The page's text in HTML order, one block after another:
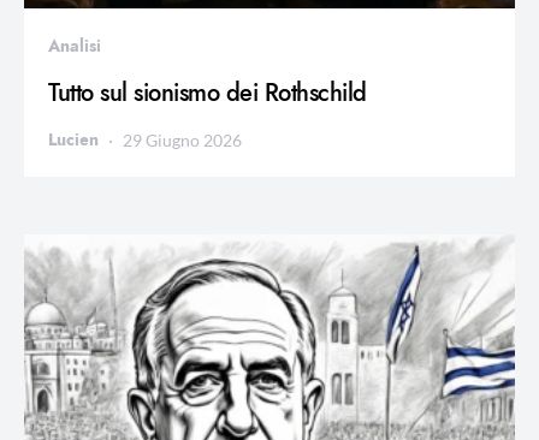
Analisi
Tutto sul sionismo dei Rothschild
Lucien 29 Giugno 2026